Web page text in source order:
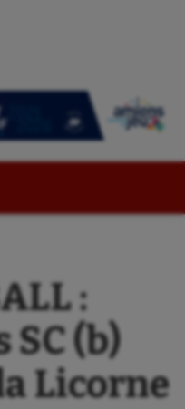
:
SC (b)
Licorne